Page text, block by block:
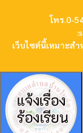
โทร.0-
:
เว็บไซต์นี้เหมาะส